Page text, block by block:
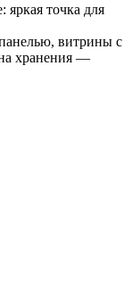
яркая точка для
витрины с
хранения —